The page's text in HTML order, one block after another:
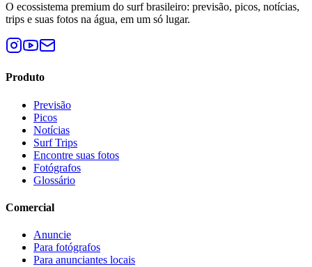
O ecossistema premium do surf brasileiro: previsão, picos, notícias,
trips e suas fotos na água, em um só lugar.
Produto
Previsão
Picos
Notícias
Surf Trips
Encontre suas fotos
Fotógrafos
Glossário
Comercial
Anuncie
Para fotógrafos
Para anunciantes locais